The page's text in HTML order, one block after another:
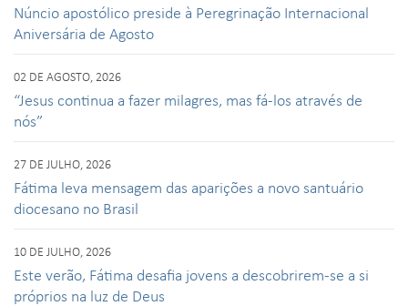
Núncio apostólico preside à Peregrinação Internacional
Aniversária de Agosto
02 DE AGOSTO, 2026
“Jesus continua a fazer milagres, mas fá-los através de
nós”
27 DE JULHO, 2026
Fátima leva mensagem das aparições a novo santuário
diocesano no Brasil
10 DE JULHO, 2026
Este verão, Fátima desafia jovens a descobrirem-se a si
próprios na luz de Deus